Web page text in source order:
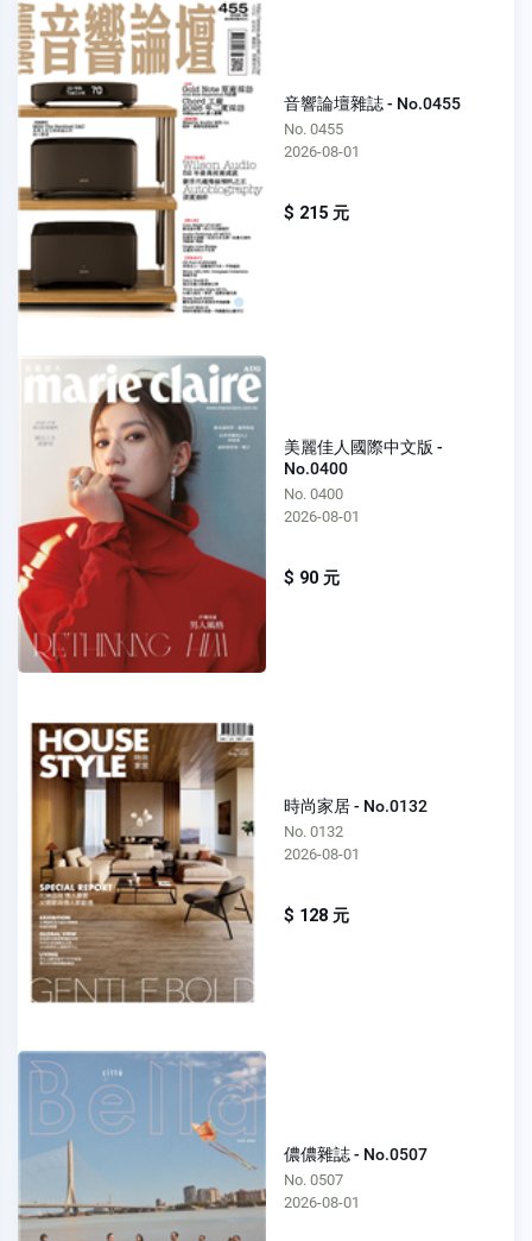
音響論壇雜誌 - No.0455
No. 0455
2026-08-01
$ 215 元
美麗佳人國際中文版 -
No.0400
No. 0400
2026-08-01
$ 90 元
時尚家居 - No.0132
No. 0132
2026-08-01
$ 128 元
儂儂雜誌 - No.0507
No. 0507
2026-08-01